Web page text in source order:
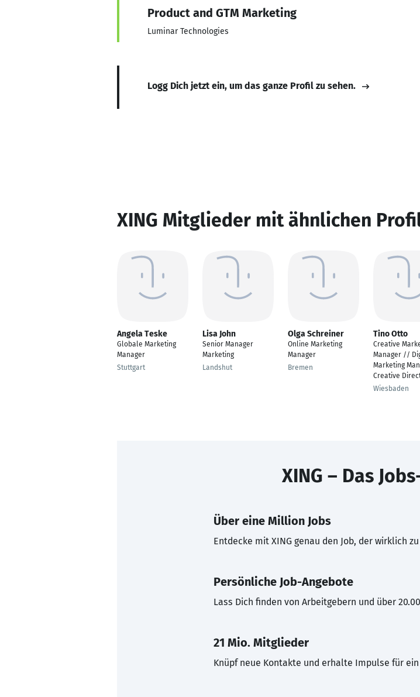
Product and GTM Marketing
Luminar Technologies
Logg Dich jetzt ein, um das ganze Profil zu sehen.
XING Mitglieder mit ähnlichen
Angela Teske
Globale Marketing
Manager
Stuttgart
Lisa John
Senior Manager
Marketing
Landshut
Olga Schreiner
Online Marketing
Manager
Bremen
Tino Otto
Creative
Manager //
Marketing
Creative
Wiesbaden
XING – Das
Über eine Million Jobs
Entdecke mit XING genau den Job, der wirklich
Persönliche Job-Angebote
Lass Dich finden von Arbeitgebern und über
21 Mio. Mitglieder
Knüpf neue Kontakte und erhalte Impulse für ein